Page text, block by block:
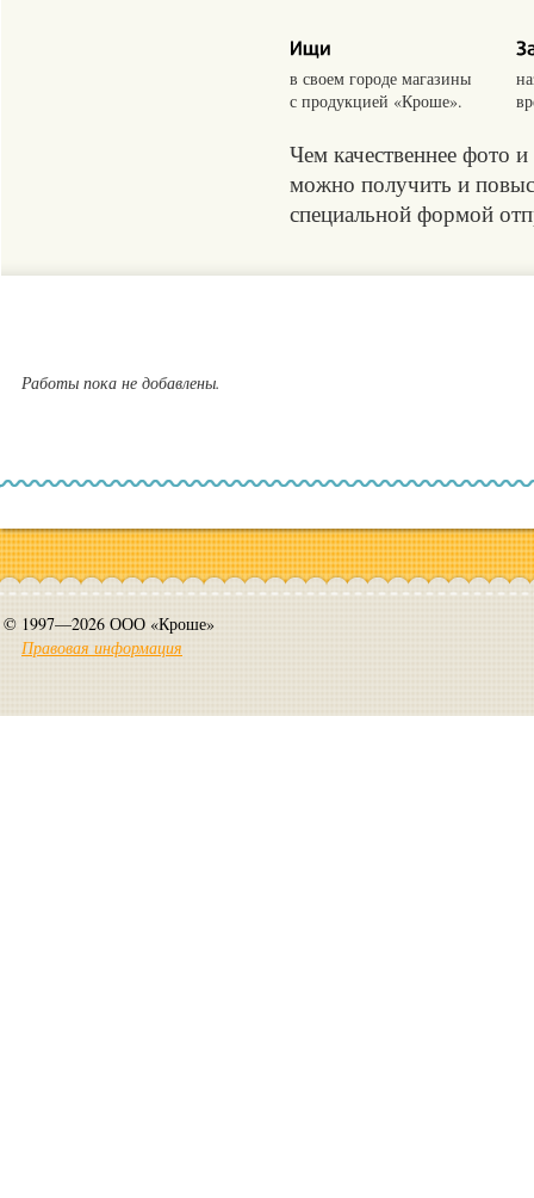
в своем городе магазины
с продукцией «Кроше».
Чем качественнее фото
можно получить и
специальной формой
Работы пока не добавлены.
© 1997—2026 ООО «Кроше»
Правовая информация